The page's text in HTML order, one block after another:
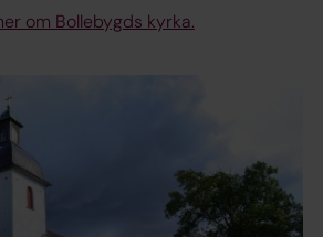
om Bollebygds kyrka.